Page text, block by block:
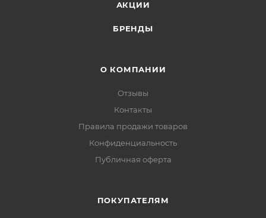
АКЦИИ
БРЕНДЫ
О КОМПАНИИ
Отзывы
Контакты
Правила продажи товаров
Конфиденциальность
Публичная оферта
ПОКУПАТЕЛЯМ